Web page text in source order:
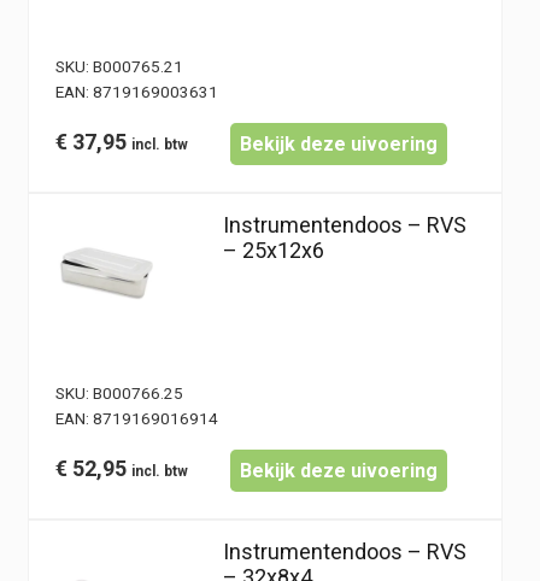
SKU: B000765.21
EAN: 8719169003631
€ 37,95 Bekijk deze uivoering
Instrumentendoos – RVS
– 25x12x6
SKU: B000766.25
EAN: 8719169016914
€ 52,95 Bekijk deze uivoering
Instrumentendoos – RVS